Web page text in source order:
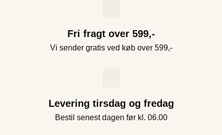
Fri fragt over 599,-
Vi sender gratis ved køb over 599,-
Levering tirsdag og fredag
Bestil senest dagen før kl. 06.00